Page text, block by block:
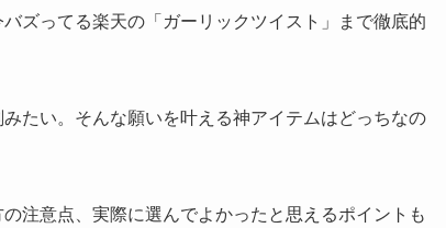
ズってる楽天の「ガーリックツイスト」まで徹底的
たい。そんな願いを叶える神アイテムはどっちなの
注意点、実際に選んでよかったと思えるポイントも